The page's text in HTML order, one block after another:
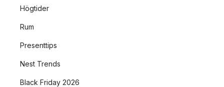
Högtider
Rum
Presenttips
Nest Trends
Black Friday 2026